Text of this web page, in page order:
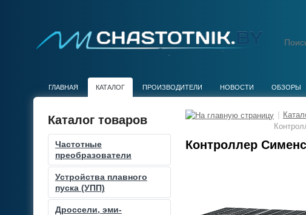
ГЛАВНАЯ КАТАЛОГ ПРОИЗВОДИТЕЛИ НОВОСТИ ОБЗОРЫ
Каталог товаров
Частотные
преобразователи
Устройства плавного
пуска (УПП)
Дроссели, эми-
Контроллер